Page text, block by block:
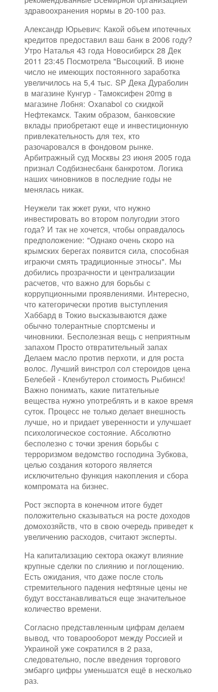
здравоохранения нормы в 20-100 раз.
Александр Юрьевич: Какой объем ипотечных
кредитов предоставил ваш банк в 2006 году?
Утро Наталья 43 года Новосибирск 28 Дек
2011 23:45 Посмотрела "Высоцкий. В июне
число не имеющих постоянного заработка
увеличилось на 5,4 тыс. SP Дека Дураболин
в магазине Кунгур - Тамоксифен 20mg в
магазине Лобня: Oxanabol со скидкой
Нефтекамск. Таким образом, банковские
вклады приобретают еще и инвестиционную
привлекательность для тех, кто
разочаровался в фондовом рынке.
Арбитражный суд Москвы 23 июня 2005 года
признал Содбизнесбанк банкротом. Логика
наших чиновников в последние годы не
менялась никак.
Неужели так жжет руки, что нужно
инвестировать во втором полугодии этого
года? И так не хочется, чтобы оправдалось
предположение: "Однако очень скоро на
крымских берегах появится сила, способная
играючи смять традиционные этносы". Мы
добились прозрачности и централизации
расчетов, что важно для борьбы с
коррупционными проявлениями. Интересно,
что категорически против выступления
Хаббард в Токио высказываются даже
обычно толерантные спортсмены и
чиновники. Бесполезная вещь с неприятным
запахом Просто отвратительный запах
Делаем масло против перхоти, и для роста
волос. Лучший винстрол сол стероидов цена
Белебей - Кленбутерол стоимость Рыбинск!
Важно понимать, какие питательные
вещества нужно употреблять и в какое время
суток. Процесс не только делает внешность
лучше, но и придает уверенности и улучшает
психологическое состояние. Абсолютно
бесполезно с точки зрения борьбы с
терроризмом ведомство господина Зубкова,
целью создания которого является
исключительно функция накопления и сбора
компромата на бизнес.
Рост экспорта в конечном итоге будет
положительно сказываться на росте доходов
домохозяйств, что в свою очередь приведет к
увеличению расходов, считают эксперты.
На капитализацию сектора окажут влияние
крупные сделки по слиянию и поглощению.
Есть ожидания, что даже после столь
стремительного падения нефтяные цены не
будут восстанавливаться еще значительное
количество времени.
Согласно представленным цифрам делаем
вывод, что товарооборот между Россией и
Украиной уже сократился в 2 раза,
следовательно, после введения торгового
эмбарго цифры уменьшатся ещё в несколько
раз.